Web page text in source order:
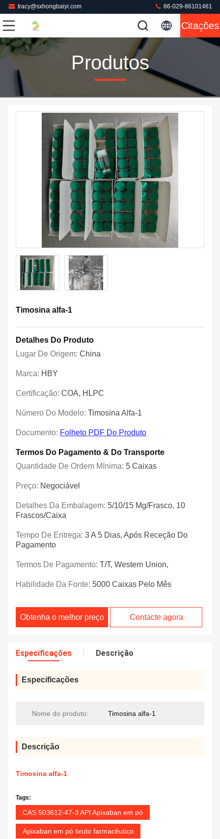
tracy@sxhongbaiyi.com 86-029-86101461
Citações
Produtos
Timosina alfa-1
Detalhes Do Produto
Lugar De Origem: China
Marca: HBY
Certificação: COA, HLPC
Número Do Modelo: Timosina Alfa-1
Documento: Folheto PDF Do Produto
Termos Do Pagamento & Do Transporte
Quantidade De Ordem Mínima: 5 Caixas
Preço: Negociável
Detalhes Da Embalagem: 5/10/15 Mg/frasco, 10
Frascos/caixa
Tempo De Entrega: 3 A 5 Dias, Após Receção Do
Pagamento
Termos De Pagamento: T/T, Western Union,
Habilidade Da Fonte: 5000 Caixas Pelo Mês
Obtenha o melhor preço Contacte agora
Especificações Descrição
Especificações
Nome do produto: Timosina alfa-1
Descrição
Timosina alfa-1
Tags:
CAS 503612-47-3 API Apixaban em pó
Apixaban em pó bruto farmacêutico